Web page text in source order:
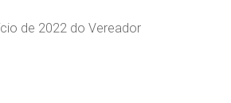
de 2022 do Vereador